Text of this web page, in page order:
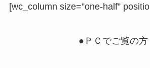
[wc_column size=”one-half”
●ＰＣでご覧の方